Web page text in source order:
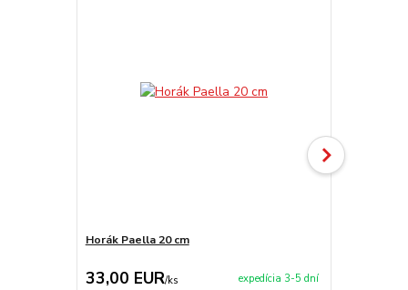
Horák Paella 20 cm
33,00 EUR/ks expedícia 3-5 dní